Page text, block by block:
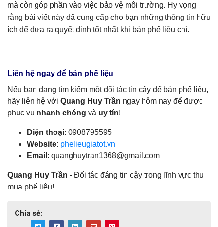
mà còn góp phần vào việc bảo vệ môi trường. Hy vọng
rằng bài viết này đã cung cấp cho bạn những thông tin hữu
ích để đưa ra quyết định tốt nhất khi bán phế liệu chì.
Liên hệ ngay để bán phế liệu
Nếu bạn đang tìm kiếm một đối tác tin cậy để bán phế liệu,
hãy liên hệ với Quang Huy Trần ngay hôm nay để được
phục vụ nhanh chóng và uy tín!
Điện thoại: 0908795595
Website: phelieugiatot.vn
Email : quanghuytran1368@gmail.com
Quang Huy Trần - Đối tác đáng tin cậy trong lĩnh vực thu
mua phế liệu!
Chia sẻ: